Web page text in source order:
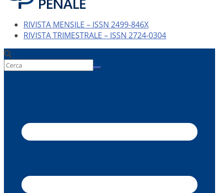
RIVISTA MENSILE – ISSN 2499-846X
RIVISTA TRIMESTRALE – ISSN 2724-0304